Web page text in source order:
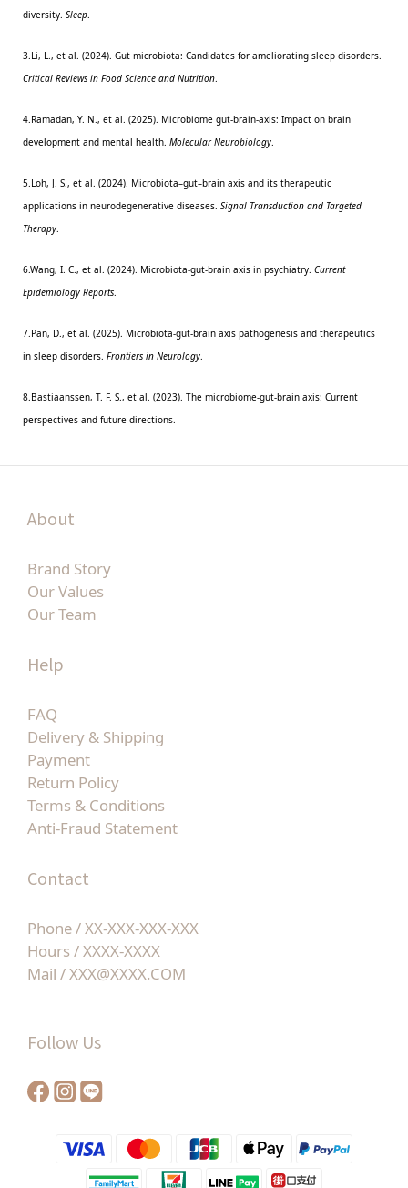
diversity. Sleep.
3.Li, L., et al. (2024). Gut microbiota: Candidates for ameliorating sleep disorders.
Critical Reviews in Food Science and Nutrition.
4.Ramadan, Y. N., et al. (2025). Microbiome gut-brain-axis: Impact on brain
development and mental health. Molecular Neurobiology.
5.Loh, J. S., et al. (2024). Microbiota–gut–brain axis and its therapeutic
applications in neurodegenerative diseases. Signal Transduction and Targeted
Therapy.
6.Wang, I. C., et al. (2024). Microbiota-gut-brain axis in psychiatry. Current
Epidemiology Reports.
7.Pan, D., et al. (2025). Microbiota-gut-brain axis pathogenesis and therapeutics
in sleep disorders. Frontiers in Neurology.
8.Bastiaanssen, T. F. S., et al. (2023). The microbiome-gut-brain axis: Current
perspectives and future directions.
About
Brand Story
Our Values
Our Team
Help
FAQ
Delivery & Shipping
Payment
Return Policy
Terms & Conditions
Anti-Fraud Statement
Contact
Phone / XX-XXX-XXX-XXX
Hours / XXXX-XXXX
Mail / XXX@XXXX.COM
Follow Us